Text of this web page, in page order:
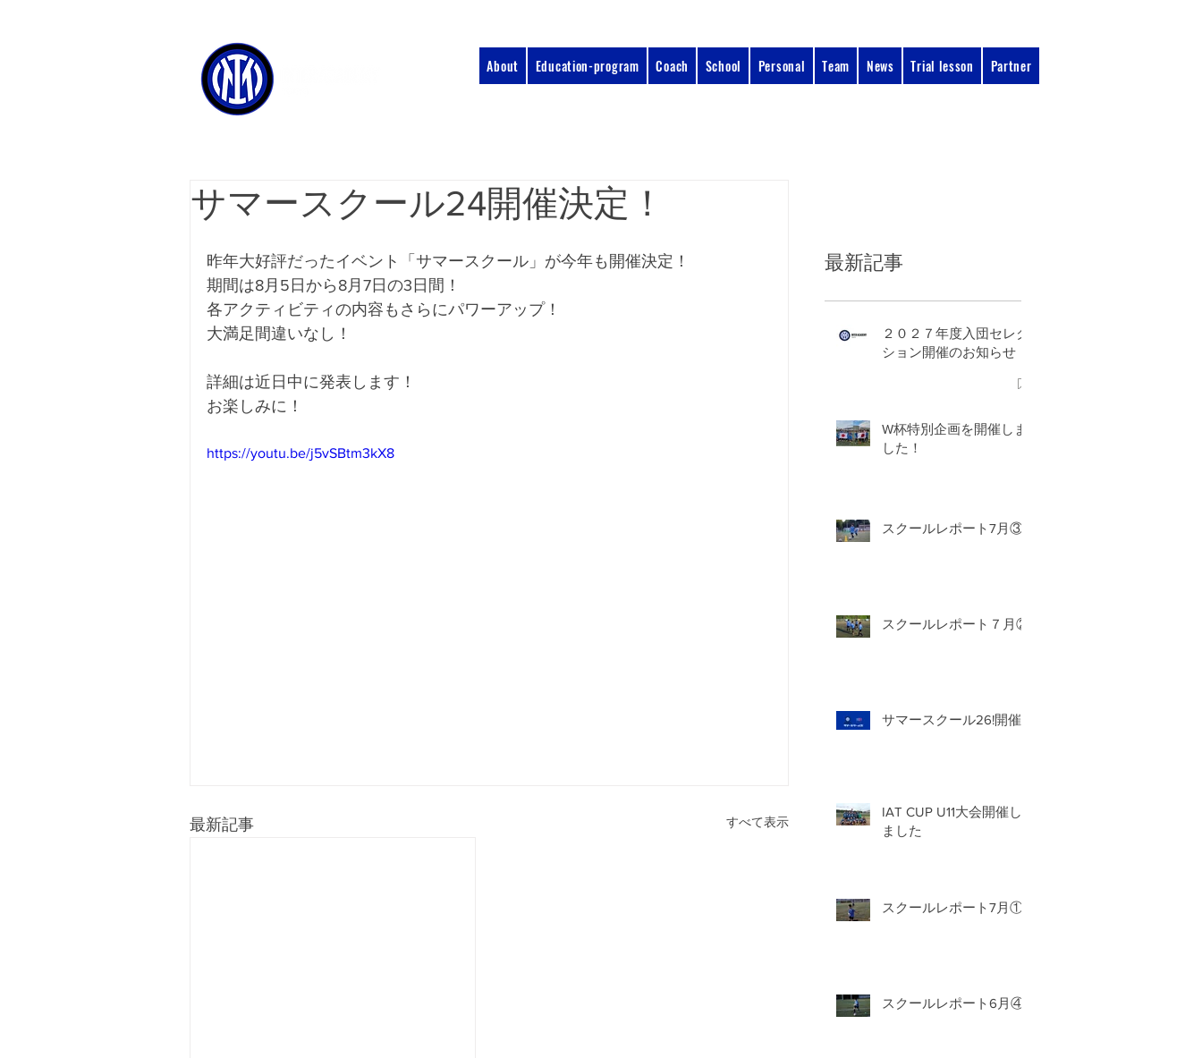
About Education-program Coach School Personal Team News Trial lesson Partner
サマースクール24開催決定！
昨年大好評だったイベント「サマースクール」が今年も開催決定！
期間は8月5日から8月7日の3日間！
各アクティビティの内容もさらにパワーアップ！
大満足間違いなし！
詳細は近日中に発表します！
お楽しみに！
https://youtu.be/j5vSBtm3kX8
最新記事 すべて表示
最新記事
２０２７年度入団セレク
ション開催のお知らせ
W杯特別企画を開催しま
した！
スクールレポート7月③
スクールレポート７月②
サマースクール26!開催
IAT CUP U11大会開催し
ました
スクールレポート7月①
スクールレポート6月④